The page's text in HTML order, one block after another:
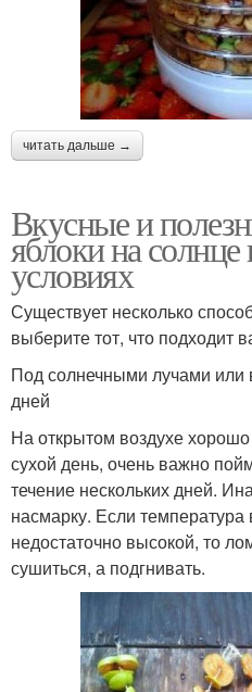
читать дальше →
Вкусные и
яблоки на
условиях
Существует несколько
выберите тот, что подходит
Под солнечными лучами или
дней
На открытом воздухе
сухой день, очень важно
течение нескольких дней.
насмарку. Если температура
недостаточно высокой, то
сушиться, а подгнивать.